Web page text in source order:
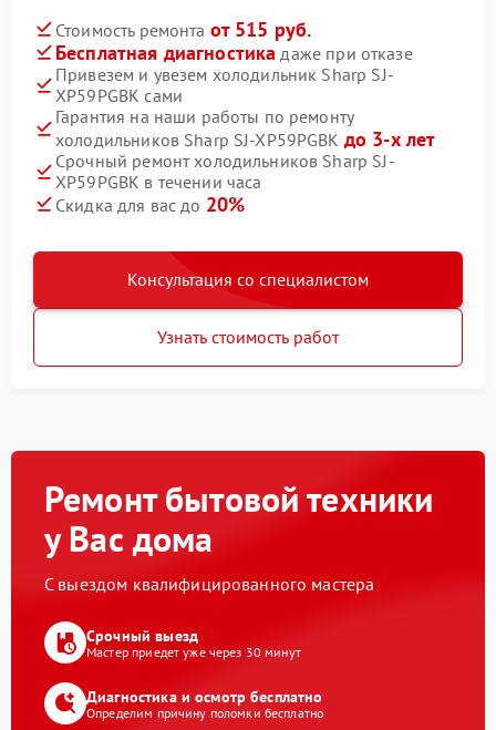
Стоимость ремонта от 515 руб.
Бесплатная диагностика даже при отказе
Привезем и увезем холодильник Sharp SJ-
XP59PGBK сами
Гарантия на наши работы по ремонту
холодильников Sharp SJ-XP59PGBK до 3-х лет
Срочный ремонт холодильников Sharp SJ-
XP59PGBK в течении часа
Скидка для вас до 20%
Консультация со специалистом
Узнать стоимость работ
Ремонт бытовой техники
у Вас дома
С выездом квалифицированного мастера
Срочный выезд
Мастер приедет уже через 30 минут
Диагностика и осмотр бесплатно
Определим причину поломки бесплатно